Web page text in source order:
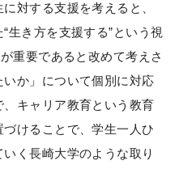
対する支援を考えると、
生き方を支援する”という視
重要であると改めて考えさ
か」について個別に対応
キャリア教育という教育
けることで、学生一人ひ
く長崎大学のような取り